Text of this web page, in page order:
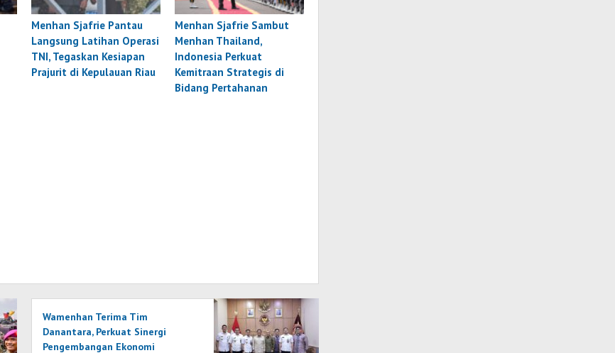
Menhan Sjafrie Pantau
Langsung Latihan Operasi
TNI, Tegaskan Kesiapan
Prajurit di Kepulauan Riau
Menhan Sjafrie Sambut
Menhan Thailand,
Indonesia Perkuat
Kemitraan Strategis di
Bidang Pertahanan
Wamenhan Terima Tim
Danantara, Perkuat Sinergi
Pengembangan Ekonomi